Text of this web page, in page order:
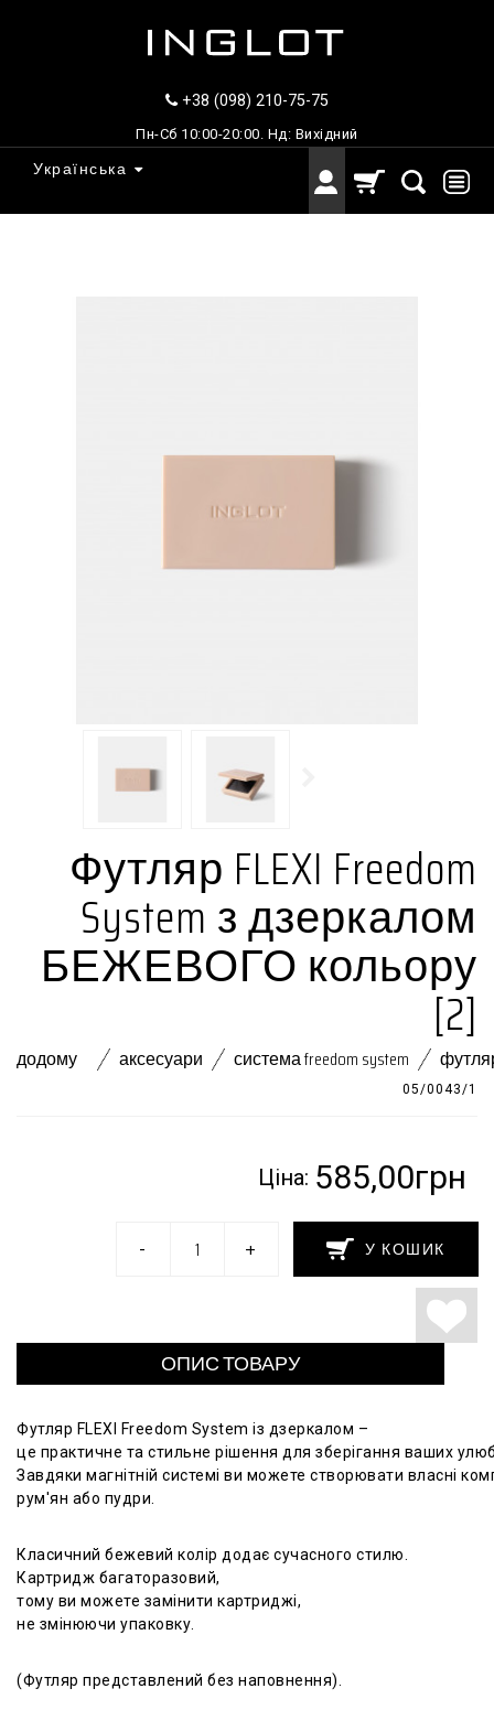
+38 (098) 210-75-75
Пн-Сб 10:00-20:00. Нд: Вихідний
Українська
Футляр FLEXI Freedom
System з дзеркалом
БЕЖЕВОГО кольору
[2]
додому аксесуари система freedom system
05/0043/1
Ціна: 585,00грн
-
+ У КОШИК
ОПИС ТОВАРУ
Футляр FLEXI Freedom System із дзеркалом –
це практичне та стильне рішення для зберігання ваших
Завдяки магнітній системі ви можете створювати власні
рум'ян або пудри
Класичний бежевий колір додає сучасного стилю
Картридж багаторазовий,
тому ви можете замінити картриджі,
не змінюючи упаковку
(Футляр представлений без наповнення).